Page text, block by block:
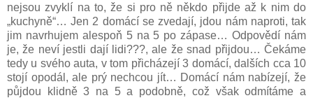
nejsou zvyklí na to, že si pro ně někdo přijde až k nim do
„kuchyně“… Jen 2 domácí se zvedají, jdou nám naproti, tak
jim navrhujem alespoň 5 na 5 po zápase… Odpovědí nám
je, že neví jestli dají lidi???, ale že snad přijdou… Čekáme
tedy u svého auta, v tom přicházejí 3 domácí, dalších cca 10
stojí opodál, ale prý nechcou jít… Domácí nám nabízejí, že
půjdou klidně 3 na 5 a podobně, což však odmítáme a